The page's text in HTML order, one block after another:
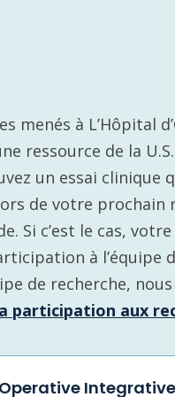
menés à
ressource de la
un essai clinique
de votre prochain
Si c’est le cas,
à l’équipe
de recherche,
participation aux